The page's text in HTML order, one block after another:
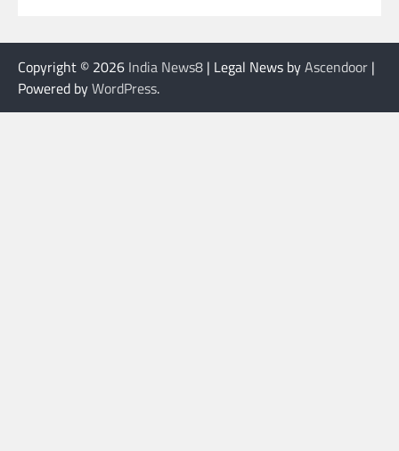
Copyright © 2026 India News8 | Legal News byAscendoor |
Powered byWordPress.